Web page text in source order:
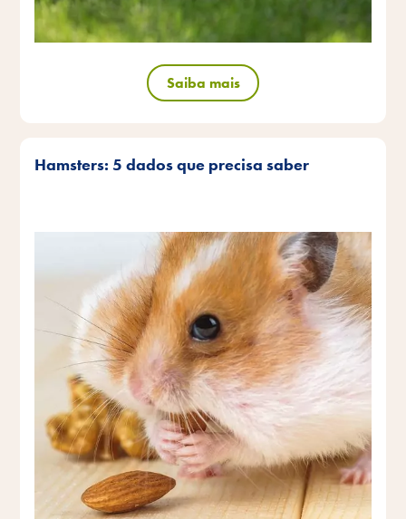
Saiba mais
Hamsters: 5 dados que precisa saber